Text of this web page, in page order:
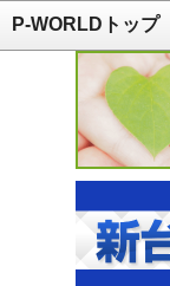
P-WORLDトップ